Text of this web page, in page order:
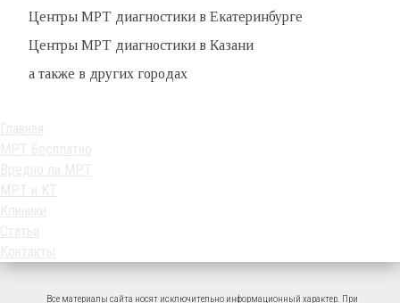
Центры МРТ диагностики в Екатеринбурге
Центры МРТ диагностики в Казани
а также в других городах
Все материалы сайта носят исключительно информационный характер. При